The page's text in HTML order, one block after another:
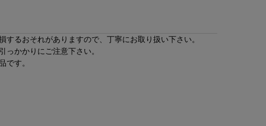
るおそれがありますので、丁寧にお取り扱い下さい。
かかりにご注意下さい。
です。